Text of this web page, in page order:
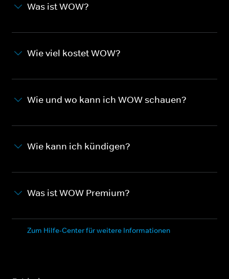
Was ist WOW?
Wie viel kostet WOW?
Wie und wo kann ich WOW schauen?
Wie kann ich kündigen?
Was ist WOW Premium?
Zum Hilfe-Center für weitere Informationen